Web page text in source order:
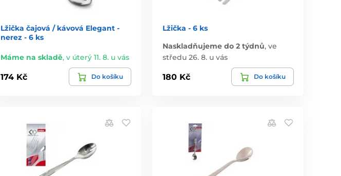
Lžička čajová / kávová Elegant -
nerez - 6 ks
Máme na skladě, v úterý 11. 8. u vás
174 Kč Do košíku
Lžička - 6 ks
Naskladňujeme do 2 týdnů,ve
středu 26. 8. u vás
180 Kč Do košíku